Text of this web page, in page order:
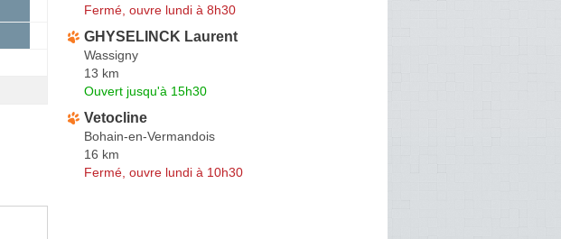
Fermé, ouvre lundi à 8h30
GHYSELINCK Laurent
Wassigny
13 km
Ouvert jusqu'à 15h30
Vetocline
Bohain-en-Vermandois
16 km
Fermé, ouvre lundi à 10h30